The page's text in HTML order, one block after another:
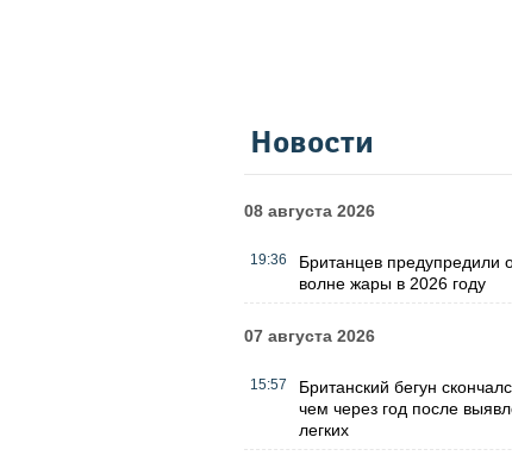
Новости
08 августа 2026
19:36
Британцев предупредили
волне жары в 2026 году
07 августа 2026
15:57
Британский бегун
чем через год после
легких